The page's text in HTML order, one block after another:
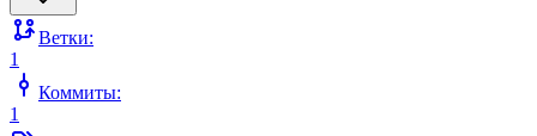
Ветки:
1
Коммиты:
1